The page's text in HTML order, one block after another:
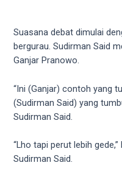
several
different
formats.
Every
porn
video
upload
Suasana debat dimulai
bergurau. Sudirman Said
Ganjar Pranowo.
“Ini (Ganjar) contoh yang
(Sudirman Said) yang
Sudirman Said.
“Lho tapi perut lebih
Sudirman Said.